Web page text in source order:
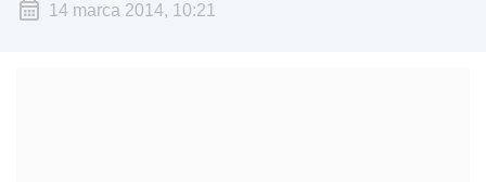
14 marca 2014, 10:21